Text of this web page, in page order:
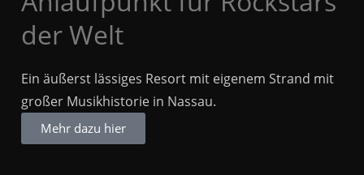
der Welt
Ein äußerst lässiges Resort mit eigenem Strand mit
großer Musikhistorie in Nassau.
Mehr dazu hier